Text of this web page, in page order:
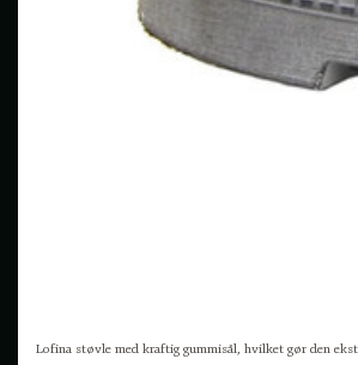
Lofina støvle med kraftig gummisål, hvilket gør den